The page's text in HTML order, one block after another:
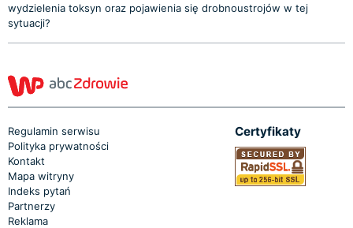
wydzielenia toksyn oraz pojawienia się drobnoustrojów w tej
sytuacji?
Regulamin serwisu
Polityka prywatności
Kontakt
Mapa witryny
Indeks pytań
Partnerzy
Reklama
Certyfikaty